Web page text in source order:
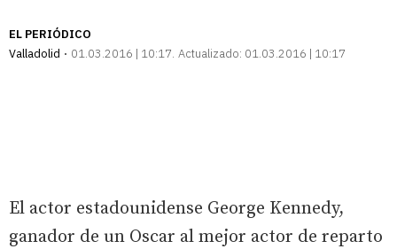
EL PERIÓDICO
Valladolid
01.03.2016 | 10:17 Actualizado: 01.03.2016 | 10:17
El actor estadounidense George Kennedy,
ganador de un Oscar al mejor actor de reparto